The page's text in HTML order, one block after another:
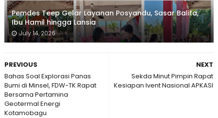
Pemdes Teep Gelar Layanan Posyandu, Sasar Balita,
Ibu Hamil hingga Lansia
July 14, 2026
NEXT
Sekda Minut Pimpin Rapat
Kesiapan Ivent Nasional APKASI
PREVIOUS
Bahas Soal Explorasi Panas
Bumi di Minsel, FDW-TK Rapat
Bersama Pertamina
Geotermal Energi
Kotamobagu